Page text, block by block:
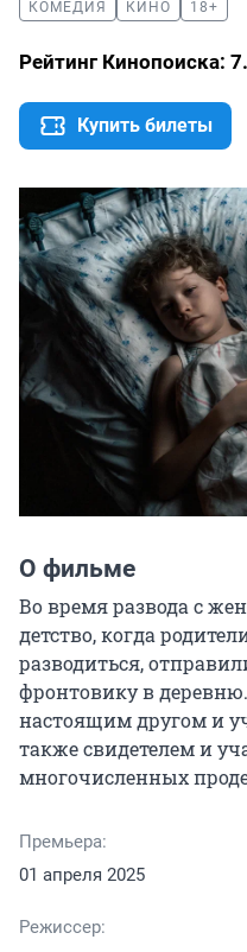
КОМЕДИЯ КИНО 18+
Рейтинг Кинопоиска:
Купить билеты
О фильме
Во время развода с
детство, когда
разводиться,
фронтовику в
настоящим другом и
также свидетелем и
многочисленных
Премьера:
01 апреля 2025
Режиссер: